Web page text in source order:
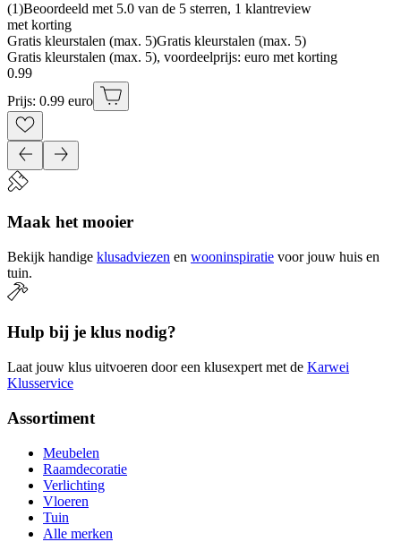
(1)Beoordeeld met 5.0 van de 5 sterren, 1 klantreview
met korting
Gratis kleurstalen (max. 5)Gratis kleurstalen (max. 5)
Gratis kleurstalen (max. 5), voordeelprijs: euro met korting
0.99
Prijs: 0.99 euro
Maak het mooier
Bekijk handige klusadviezen en wooninspiratie voor jouw huis en
tuin.
Hulp bij je klus nodig?
Laat jouw klus uitvoeren door een klusexpert met de Karwei
Klusservice
Assortiment
Meubelen
Raamdecoratie
Verlichting
Vloeren
Tuin
Alle merken